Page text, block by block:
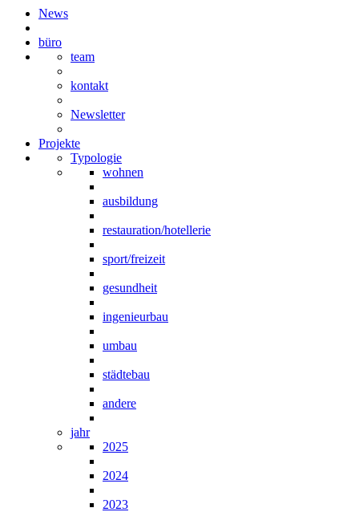
News
büro
team
kontakt
Newsletter
Projekte
Typologie
wohnen
ausbildung
restauration/hotellerie
sport/freizeit
gesundheit
ingenieurbau
umbau
städtebau
andere
jahr
2025
2024
2023